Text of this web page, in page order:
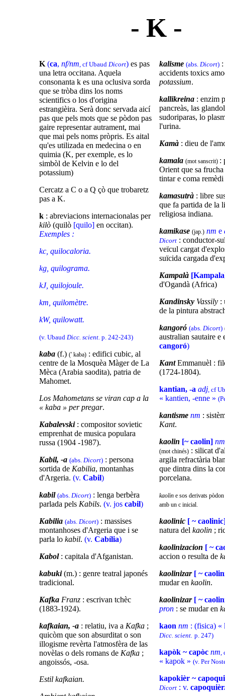
- K -
K (ca, nf/nm, cf Ubaud Dicort) es pas
una letra occitana. Aquela
consonanta k es una oclusiva sorda
que se tròba dins los noms
scientifics o los d'origina
estrangièira. Serà donc servada aicí
pas que pels mots que se pòdon pas
gaire representar autrament, mai
que mai pels noms pròpris. Es aital
qu'es utilizada en medecina o en
quimia (K, per exemple, es lo
simbòl de Kelvin e lo del
potassium)
Cercatz a C o a Q çò que trobaretz
pas a K.
k : abreviacions internacionalas per
kilò (quilò [quilo] en occitan).
Exemples :
kc, quilocaloria.
kg, quilograma.
kJ, quilojoule.
km, quilomètre.
kW, quilowatt.
(v. Ubaud Dicc. scient. p. 242-243)
kaba (f.) (' kaba) : edifici cubic, al
centre de la Mosquèa Màger de La
Mèca (Arabia saodita), patria de
Mahomet.
Los Mahometans se viran cap a la
« kaba » per pregar.
Kabalevski: compositor sovietic
emprenhat de musica populara
russa (1904 -1987).
Kabil, -a (abs. Dicort) : persona
sortida de Kabilia, montanhas
d'Argeria. (v. Cabil)
kabil (abs. Dicort) : lenga berbèra
parlada pels Kabils. (v. jos cabil)
Kabilia (abs. Dicort) : massises
montanhoses d'Argeria que i se
parla lo kabil. (v. Cabília)
Kabol: capitala d'Afganistan.
kabuki(m.) : genre teatral japonés
tradicional.
Kafka Franz : escrivan tchèc
(1883-1924).
kafkaian, -a : relatiu, iva a Kafka ;
quicòm que son absurditat o son
illogisme revèrta l'atmosfèra de las
novèlas o dels romans de Kafka ;
angoissós, -osa.
Estil kafkaian.
kalisme (abs. Dicort)
accidents toxics
potassium.
kallikreina : enzim
pancreàs, las
sudoriparas, lo
l'urina.
Kamà : dieu de
kamala (mot sanscrit) :
Orient que sa
tintar e coma
kamasutrà : libre
que fa partida de la
religiosa indiana.
kamikase (jap.) nm e
Dicort : conductor-
veïcul cargat
suïcida cargada
Kampalà
d'Ogandà (Africa)
Kandinsky Vassily :
de la pintura
kangoró (abs. Dicort)
australian sautaire
cangoró)
KantEmmanuèl :
(1724-1804).
kantian, -a adj, cf
« kantien, -enne »
kantisme nm :
Kant.
kaolin [~ caolin] nm
(mot chinés) : silicat
argila refractària
que dintra dins la
porcelana.
kaolin e sos derivats
amb un c inicial.
kaolinic [ ~
natura del kaolin ;
kaolinizacion [ ~
accion o resulta de
kaolinizar [ ~
mudar en kaolin.
kaolinizar [ ~
pron : se mudar en
kaon nm : (fisica) «
Dicc. scient. p. 247)
kapòk ~ capòc nm,
« kapok » (v. Per
kapokièr ~
Dicort : v.